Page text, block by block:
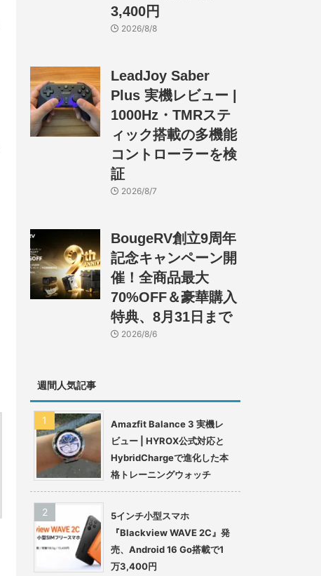
3,400円
2026/8/8
LeadJoy Saber
Plus 実機レビュー |
1000Hz・TMRステ
ィック搭載の多機能
コントローラーを検
証
2026/8/7
BougeRV創立9周年
記念キャンペーン開
催！全商品最大
70%OFF＆豪華購入
特典、8月31日まで
2026/8/6
週間人気記事
Amazfit Balance 3 実機レ
ビュー | HYROX公式対応と
HybridChargeで進化した本
格トレーニングウォッチ
5インチ小型スマホ
『Blackview WAVE 2C』発
売、Android 16 Go搭載で1
万3,400円